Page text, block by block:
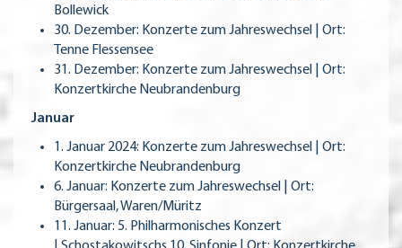
Bollewick
30. Dezember: Konzerte zum Jahreswechsel | Ort:
Tenne Flessensee
31. Dezember: Konzerte zum Jahreswechsel | Ort:
Konzertkirche Neubrandenburg
Januar
1. Januar 2024: Konzerte zum Jahreswechsel | Ort:
Konzertkirche Neubrandenburg
6. Januar: Konzerte zum Jahreswechsel | Ort:
Bürgersaal, Waren/Müritz
11. Januar: 5. Philharmonisches Konzert